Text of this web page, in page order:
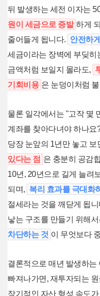
뒤 발생하는 세전 이자는
원이 세금으로 증발 하게
줄어들게 됩니다. 안전하
세금이라는 장벽에 부딪히
금액처럼 보일지 몰라도,
기회비용 은 눈덩이처럼
물론 일각에서는 "고작 몇
계좌를 찾아다녀야 하나
당장 눈앞의 1년만 놓고 보
있다는 점 은 충분히 공감
10년, 20년으로 길게 늘려
되며, 복리 효과를 극대화
절세라는 것을 깨닫게 됩
낳는 구조를 만들기 위해서
차단하는 것 이 무엇보다
결론적으로 매년 발생하는
빠져나가면, 재투자되는
장기적인 자산 형성 속도